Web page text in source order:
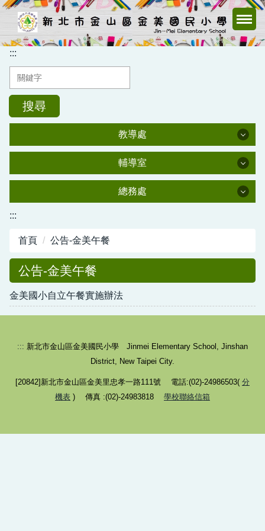
跳
主
要
內
區
:::
搜尋
教導處
輔導室
總務處
總務處
:::
首頁 公告-金美午餐
公告-金美午餐
金美國小自立午餐實施辦法
::: 新北市金山區金美國民小學 Jinmei Elementary School, Jinshan
District, New Taipei City.
[20842]新北市金山區金美里忠孝一路111號 電話:(02)-24986503( 分
機表 ) 傳真 :(02)-24983818 學校聯絡信箱